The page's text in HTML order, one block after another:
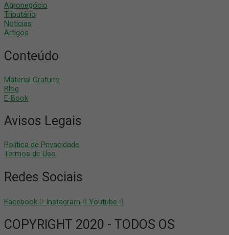
Agronegócio
Tributário
Notícias
Artigos
Conteúdo
Material Gratuito
Blog
E-Book
Avisos Legais
Política de Privacidade
Termos de Uso
Redes Sociais
Facebook Instagram Youtube
COPYRIGHT 2020 - TODOS OS